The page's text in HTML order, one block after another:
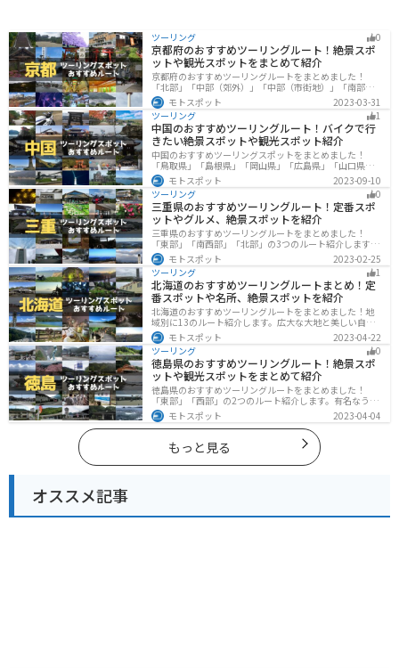
ツーリング 0
京都府のおすすめツーリングルート！絶景スポ
ットや観光スポットをまとめて紹介
京都府のおすすめツーリングルートをまとめました！
「北部」「中部（郊外）」「中部（市街地）」「南部」
の4つのルート紹介します。古い町並みや神社仏閣、自然
に囲まれた風光明媚なスポットが数多く存在し、様々な
楽しみ方ができます。バイクで京都府にツーリングに行
く際は参考にしてください。
モトスポット
2023-03-31
ツーリング
1
中国のおすすめツーリングルート！バイクで行
きたい絶景スポットや観光スポット紹介
中国のおすすめツーリングスポットをまとめました！
「鳥取県」「島根県」「岡山県」「広島県」「山口県」
の各県の観光地紹介します。自然豊かな山々や湖、温泉
地が点在し、四季折々の景色を楽しめるスポットが多数
あります。バイクで中国にツーリングに行く際は参考に
してください。
モトスポット
2023-09-10
ツーリング
0
三重県のおすすめツーリングルート！定番スポ
ットやグルメ、絶景スポットを紹介
三重県のおすすめツーリングルートをまとめました！
「東部」「南西部」「北部」の3つのルート紹介します。
標高の高いスカイラインからリアス式海岸まであるの
で、飽きることなくツーリングを堪能できます。バイク
で三重県にツーリングに行く際は参考にしてください。
モトスポット
2023-02-25
ツーリング
1
北海道のおすすめツーリングルートまとめ！定
番スポットや名所、絶景スポットを紹介
北海道のおすすめツーリングルートをまとめました！地
域別に13のルート紹介します。広大な大地と美しい自然
が広がり、四季折々の魅力を楽しめる観光スポットが数
多くあります。バイクで北海道にツーリングに行く際は
参考にしてください。
モトスポット
2023-04-22
ツーリング
0
徳島県のおすすめツーリングルート！絶景スポ
ットや観光スポットをまとめて紹介
徳島県のおすすめツーリングルートをまとめました！
「東部」「西部」の2つのルート紹介します。有名なうず
しおや山を中心とした自然豊かなスポットが多数ありま
す。バイクで徳島県にツーリングに行く際は参考にして
ください。
モトスポット 2023-04-04
もっと見る
オススメ記事